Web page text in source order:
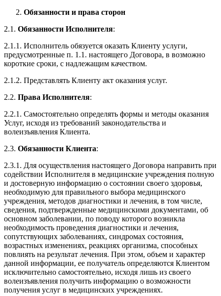
Обязанности и права сторон
2.1. Обязанности Исполнителя:
2.1.1. Исполнитель обязуется оказать Клиенту услуги,
предусмотренные п. 1.1. настоящего Договора, в возможно
короткие сроки, с надлежащим качеством.
2.1.2. Представлять Клиенту акт оказания услуг.
2.2. Права Исполнителя:
2.2.1. Самостоятельно определять формы и методы оказания
Услуг, исходя из требований законодательства и
волеизъявления Клиента.
2.3. Обязанности Клиента:
2.3.1. Для осуществления настоящего Договора направить при
содействии Исполнителя в медицинские учреждения полную
и достоверную информацию о состоянии своего здоровья,
необходимую для правильного выбора медицинского
учреждения, методов диагностики и лечения, в том числе,
сведения, подтвержденные медицинскими документами, об
основном заболевании, по поводу которого возникла
необходимость проведения диагностики и лечения,
сопутствующих заболеваниях, синдромах состояния,
возрастных изменениях, реакциях организма, способных
повлиять на результат лечения. При этом, объем и характер
данной информации, ее получатель определяются Клиентом
исключительно самостоятельно, исходя лишь из своего
волеизъявления получить информацию о возможности
получения услуг в медицинских учреждениях.